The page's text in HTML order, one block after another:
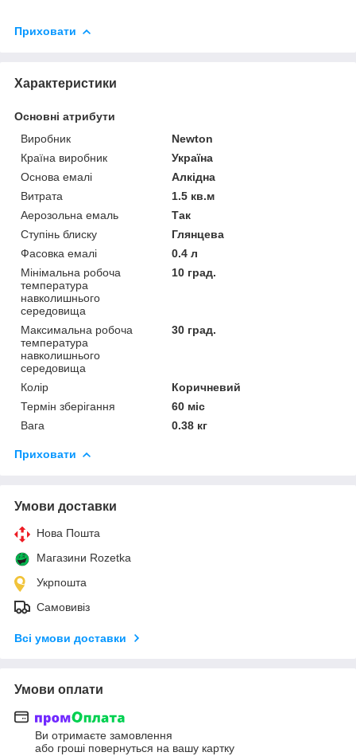
Приховати
Характеристики
Основні атрибути
Виробник
Newton
Країна виробник
Україна
Основа емалі
Алкідна
Витрата
1.5 кв.м
Аерозольна емаль
Так
Ступінь блиску
Глянцева
Фасовка емалі
0.4 л
Мінімальна робоча
температура
навколишнього
середовища
10 град.
Максимальна робоча
температура
навколишнього
середовища
30 град.
Колір
Коричневий
Термін зберігання
60 міс
Вага
0.38 кг
Приховати
Умови доставки
Нова Пошта
Магазини Rozetka
Укрпошта
Самовивіз
Всі умови доставки
Умови оплати
Ви отримаєте замовлення
або гроші повернуться на вашу картку